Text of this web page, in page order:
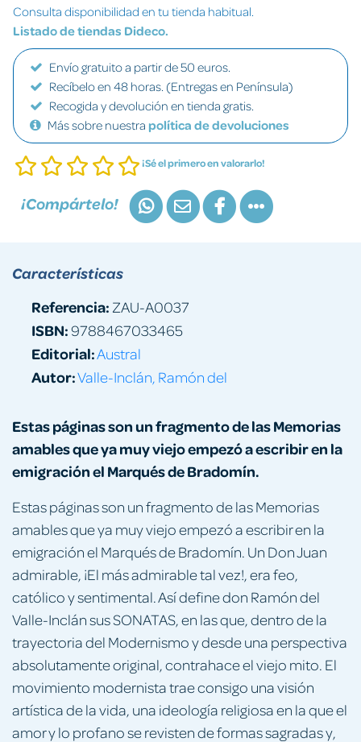
Consulta disponibilidad en tu tienda habitual.
Listado de tiendas Dideco.
Envío gratuito a partir de 50 euros.
Recíbelo en 48 horas. (Entregas en Península)
Recogida y devolución en tienda gratis.
Más sobre nuestra política de devoluciones
¡Sé el primero en valorarlo!
¡Compártelo!
Estas páginas son un fragmento de las Memorias
amables que ya muy viejo empezó a escribir en la
emigración el Marqués de Bradomín.
Estas páginas son un fragmento de las Memorias
amables que ya muy viejo empezó a escribir en la
emigración el Marqués de Bradomín. Un Don Juan
admirable, ¡El más admirable tal vez!, era feo,
católico y sentimental. Así define don Ramón del
Valle-Inclán sus SONATAS, en las que, dentro de la
trayectoria del Modernismo y desde una perspectiva
absolutamente original, contrahace el viejo mito. El
movimiento modernista trae consigo una visión
artística de la vida, una ideología religiosa en la que el
amor y lo profano se revisten de formas sagradas y,
Características
Referencia: ZAU-A0037
ISBN:9788467033465
Editorial:Austral
Autor:Valle-Inclán, Ramón del